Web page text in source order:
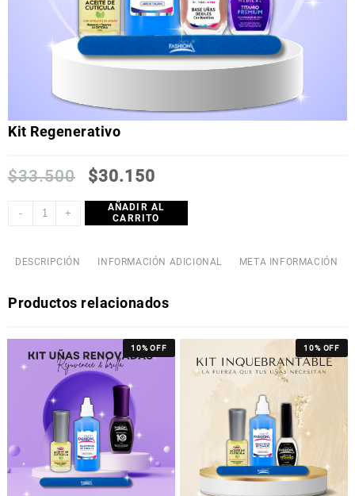
Kit Regenerativo
$33.500 $30.150
- +
AÑADIR AL
CARRITO
DESCRIPCIÓN INFORMACIÓN ADICIONAL META INFORMACIÓN
Productos relacionados
10% OFF 10% OFF